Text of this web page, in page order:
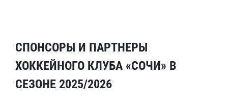
СПОНСОРЫ И ПАРТНЕРЫ
ХОККЕЙНОГО КЛУБА «СОЧИ» В
СЕЗОНЕ 2025/2026